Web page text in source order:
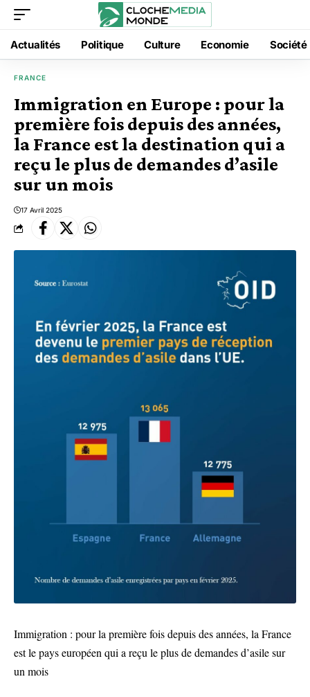
Actualités Politique Culture Economie Société
FRANCE
Immigration en Europe : pour la
première fois depuis des années,
la France est la destination qui a
reçu le plus de demandes d’asile
sur un mois
17 Avril 2025
Immigration : pour la première fois depuis des années, la France
est le pays européen qui a reçu le plus de demandes d’asile sur
un mois